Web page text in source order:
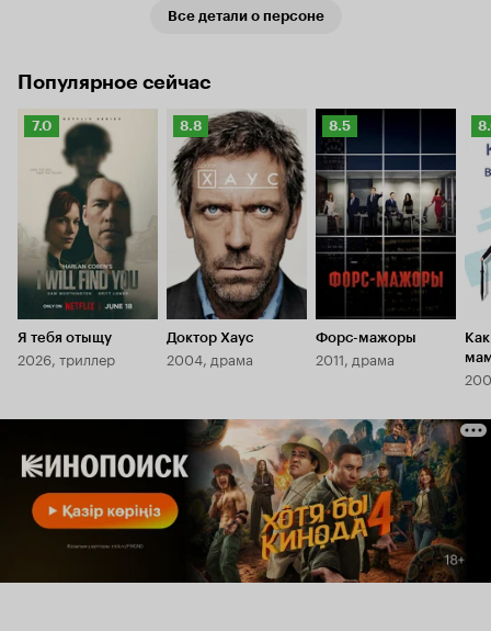
Все детали о персоне
Популярное сейчас
Рейтинг
Кинопоиска
7.0
7.0
Я тебя отыщу
2026, триллер
Рейтинг
Кинопоиска
8.8
8.8
Доктор Хаус
2004, драма
Рейтинг
Кинопоиска
8.5
8.5
Форс-мажоры
2011, драма